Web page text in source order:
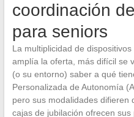
coordinación
para seniors
La multiplicidad de
amplía la oferta, más difícil se
(o su entorno) saber a qué
Personalizada de Autonomía
pero sus modalidades difieren
cajas de jubilación ofrecen